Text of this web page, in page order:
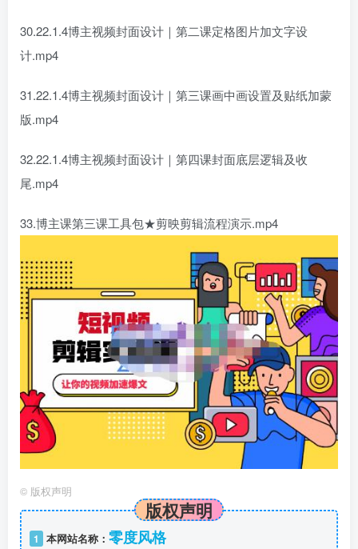
30.22.1.4博主视频封面设计｜第二课定格图片加文字设
计.mp4
31.22.1.4博主视频封面设计｜第三课画中画设置及贴纸加蒙
版.mp4
32.22.1.4博主视频封面设计｜第四课封面底层逻辑及收
尾.mp4
33.博主课第三课工具包★剪映剪辑流程演示.mp4
© 版权声明
版权声明
1 本网站名称： 零度风格